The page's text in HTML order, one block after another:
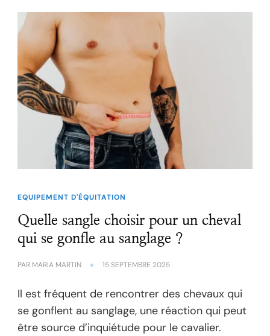
EQUIPEMENT D'ÉQUITATION
Quelle sangle choisir pour un cheval
qui se gonfle au sanglage ?
PAR MARIA MARTIN 15 SEPTEMBRE 2025
Il est fréquent de rencontrer des chevaux qui
se gonflent au sanglage, une réaction qui peut
être source d’inquiétude pour le cavalier.